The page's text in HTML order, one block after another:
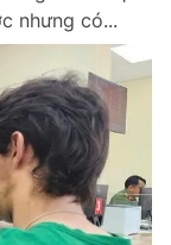
nhưng có...